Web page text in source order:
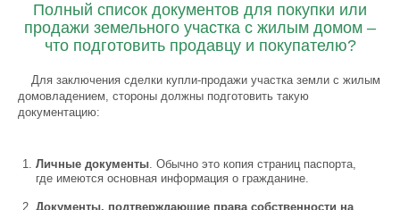
Полный список документов для покупки или
продажи земельного участка с жилым домом –
что подготовить продавцу и покупателю?
Для заключения сделки купли-продажи участка земли с жилым
домовладением, стороны должны подготовить такую
документацию:
Личные документы. Обычно это копия страниц паспорта,
где имеются основная информация о гражданине.
Документы, подтверждающие права собственности на